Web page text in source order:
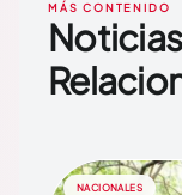
MÁS CONTENIDO
Noticias
NACIONALES